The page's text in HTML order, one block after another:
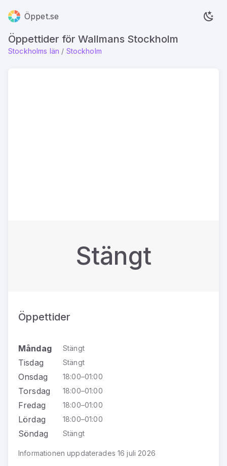
Öppet.se
Öppettider för Wallmans Stockholm
Stockholms län / Stockholm
Stängt
Öppettider
Måndag Stängt
Tisdag Stängt
Onsdag 18:00–01:00
Torsdag 18:00–01:00
Fredag 18:00–01:00
Lördag 18:00–01:00
Söndag Stängt
Informationen uppdaterades 16 juli 2026